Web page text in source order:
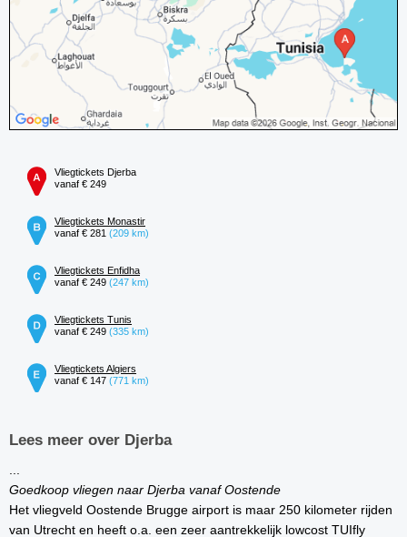
Vliegtickets Djerba
vanaf € 249
Vliegtickets Monastir
vanaf € 281 (209 km)
Vliegtickets Enfidha
vanaf € 249 (247 km)
Vliegtickets Tunis
vanaf € 249 (335 km)
Vliegtickets Algiers
vanaf € 147 (771 km)
Lees meer over Djerba
...
Goedkoop vliegen naar Djerba vanaf Oostende
Het vliegveld Oostende Brugge airport is maar 250 kilometer rijden
van Utrecht en heeft o.a. een zeer aantrekkelijk lowcost TUIfly